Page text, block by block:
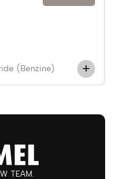
(Benzine)
TEAM.